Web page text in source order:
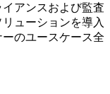
アンスおよび監査
ューションを導入
のユースケース全